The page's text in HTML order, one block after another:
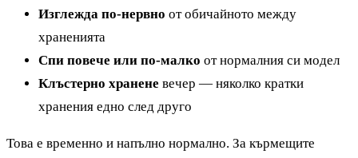
Изглежда по-нервно от обичайното между
храненията
Спи повече или по-малко от нормалния си модел
Клъстерно хранене вечер — няколко кратки
хранения едно след друго
Това е временно и напълно нормално. За кърмещите